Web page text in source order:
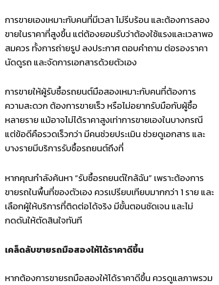
การขายเองเหมาะกับคนที่มีเวลา ไม่รีบร้อน และต้องการลอง
ขายในราคาที่สูงขึ้น แต่ต้องยอมรับว่าต้องใช้แรงและเวลาพอ
สมควร ทั้งการถ่ายรูป ลงประกาศ ตอบคำถาม ต่อรองราคา
นัดดูรถ และจัดการเอกสารด้วยตัวเอง
การขายให้ผู้รับซื้อรถยนต์มือสองเหมาะกับคนที่ต้องการ
ความสะดวก ต้องการขายเร็ว หรือไม่อยากรับมือกับผู้ซื้อ
หลายราย แม้อาจไม่ได้ราคาสูงเท่าการขายเองในบางกรณี
แต่ข้อดีคือรวดเร็วกว่า มีคนช่วยประเมิน ช่วยดูเอกสาร และ
บางรายมีบริการรับซื้อรถยนต์ถึงที่
หากคุณกำลังค้นหา “รับซื้อรถยนต์ใกล้ฉัน” เพราะต้องการ
ขายรถในพื้นที่ของตัวเอง ควรเปรียบเทียบมากกว่า 1 ราย และ
เลือกผู้ให้บริการที่ติดต่อได้จริง มีขั้นตอนชัดเจน และไม่
กดดันให้ตัดสินใจทันที
เคล็ดลับขายรถมือสองให้ได้ราคาดีขึ้น
หากต้องการขายรถมือสองให้ได้ราคาดีขึ้น ควรดูแลภาพรวม